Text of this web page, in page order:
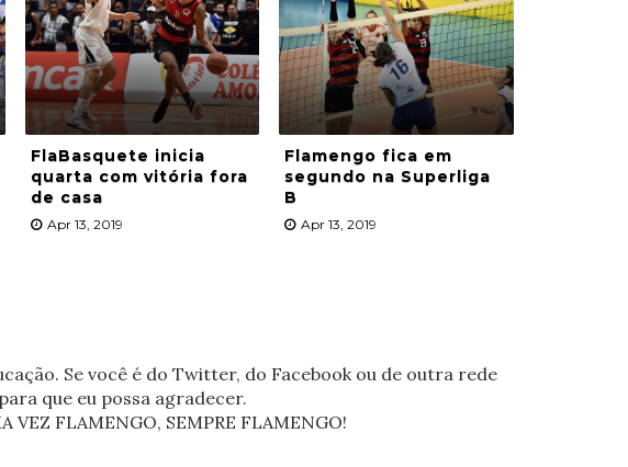
FlaBasquete inicia
quarta com vitória fora
de casa
Apr 13, 2019
Flamengo fica em
segundo na Superliga
B
Apr 13, 2019
Se você é do Twitter, do Facebook ou de outra rede
que eu possa agradecer.
VEZ FLAMENGO, SEMPRE FLAMENGO!